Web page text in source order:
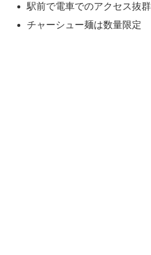
駅前で電車でのアクセス抜群
チャーシュー麺は数量限定